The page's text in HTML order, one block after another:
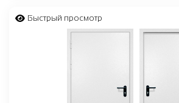
Быстрый просмотр